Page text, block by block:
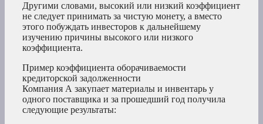
Другими словами, высокий или низкий коэффициент
не следует принимать за чистую монету, а вместо
этого побуждать инвесторов к дальнейшему
изучению причины высокого или низкого
коэффициента.
Пример коэффициента оборачиваемости
кредиторской задолженности
Компания А закупает материалы и инвентарь у
одного поставщика и за прошедший год получила
следующие результаты: